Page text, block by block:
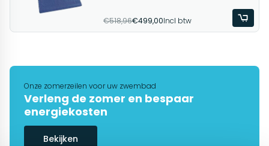
€518,96€499,00Incl btw
Onze zomerzeilen voor uw zwembad
Verleng de zomer en bespaar
energiekosten
Bekijken